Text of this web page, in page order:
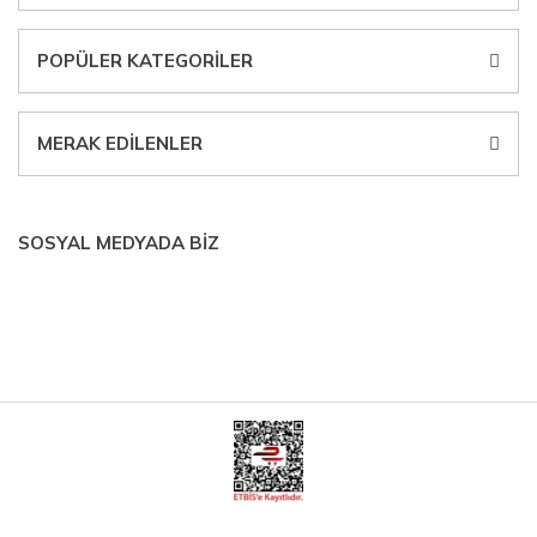
POPÜLER KATEGORİLER
MERAK EDİLENLER
SOSYAL MEDYADA BİZ